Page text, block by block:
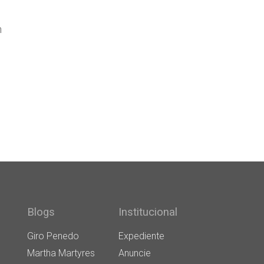
Blogs
Giro Penedo
Martha Martyres
Institucional
Expediente
Anuncie